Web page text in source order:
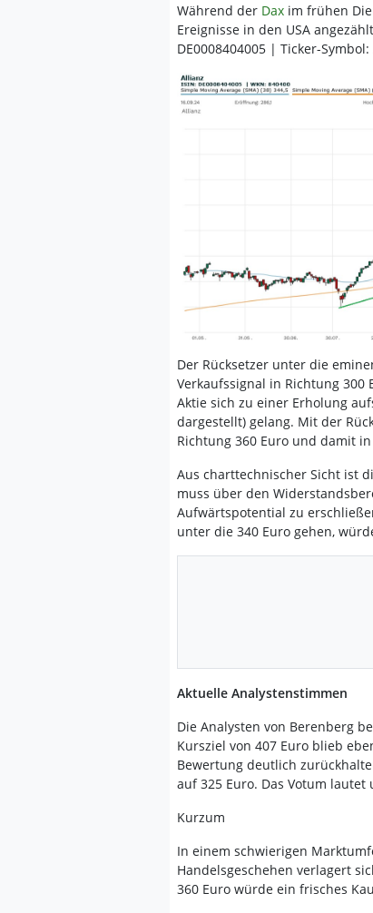
Während der Dax im frühen
Ereignisse in den USA
DE0008404005 | Ticker-
Der Rücksetzer unter die
Verkaufssignal in Richtung 300
Aktie sich zu einer Erholung
dargestellt) gelang. Mit der
Richtung 360 Euro und damit
Aus charttechnischer Sicht ist
muss über den
Aufwärtspotential zu
unter die 340 Euro gehen,
Aktuelle Analystenstimmen
Die Analysten von Berenberg
Kursziel von 407 Euro blieb
Bewertung deutlich
auf 325 Euro. Das Votum
Kurzum
In einem schwierigen
Handelsgeschehen verlagert
360 Euro würde ein frisches